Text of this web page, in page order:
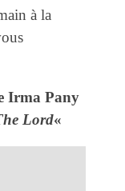
à la
Irma Pany
Lord«